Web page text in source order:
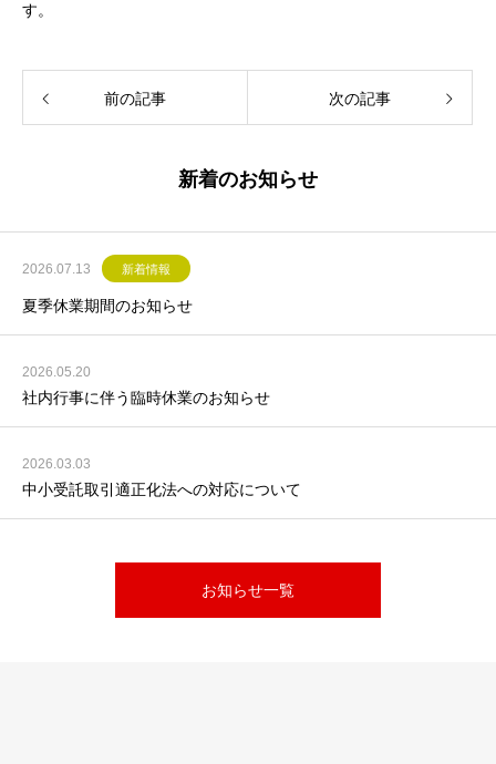
す。
前の記事 次の記事
新着のお知らせ
2026.07.13 新着情報
夏季休業期間のお知らせ
2026.05.20
社内行事に伴う臨時休業のお知らせ
2026.03.03
中小受託取引適正化法への対応について
お知らせ一覧